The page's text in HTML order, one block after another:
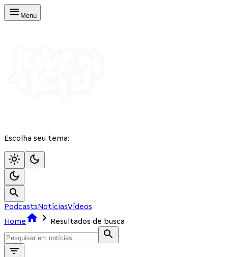
Menu
Escolha seu tema:
PodcastsNotíciasVídeos
Home
Resultados de busca